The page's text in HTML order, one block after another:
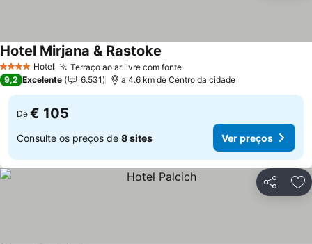
4 EstrelasHotel Terraço ao ar livre com fonte
Hotel Mirjana & Rastoke
9,2 Excelente 6.531 a 4.6 km de Centro da cidade
De € 105
Consulte os preços de 8 sites Ver preços
Partilhar